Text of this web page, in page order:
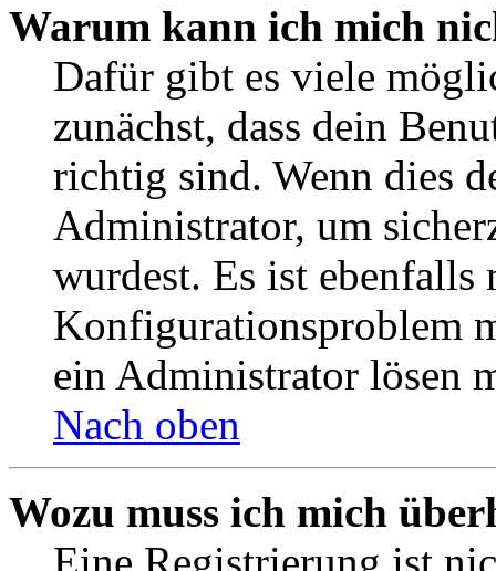
Warum kann ich mich
Dafür gibt es viele
zunächst, dass dein
richtig sind. Wenn dies
Administrator, um
wurdest. Es ist ebenfalls
Konfigurationsproblem
ein Administrator lösen
Nach oben
Wozu muss ich mich
Eine Registrierung ist